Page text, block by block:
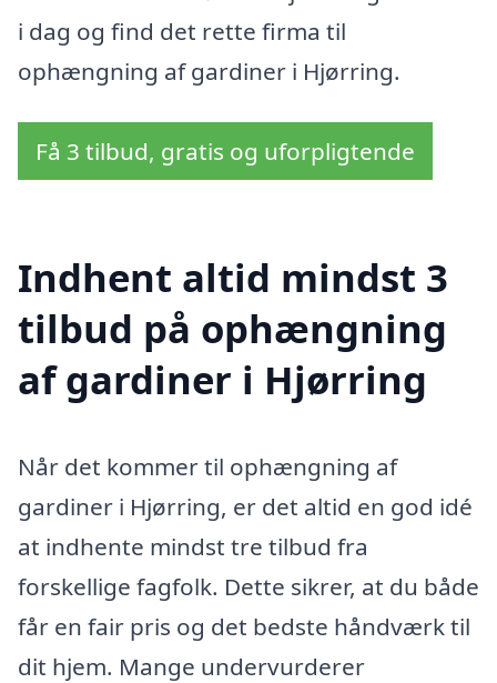
i dag og find det rette firma til
ophængning af gardiner i Hjørring.
Få 3 tilbud, gratis og uforpligtende
Indhent altid mindst 3
tilbud på ophængning
af gardiner i Hjørring
Når det kommer til ophængning af
gardiner i Hjørring, er det altid en god idé
at indhente mindst tre tilbud fra
forskellige fagfolk. Dette sikrer, at du både
får en fair pris og det bedste håndværk til
dit hjem. Mange undervurderer